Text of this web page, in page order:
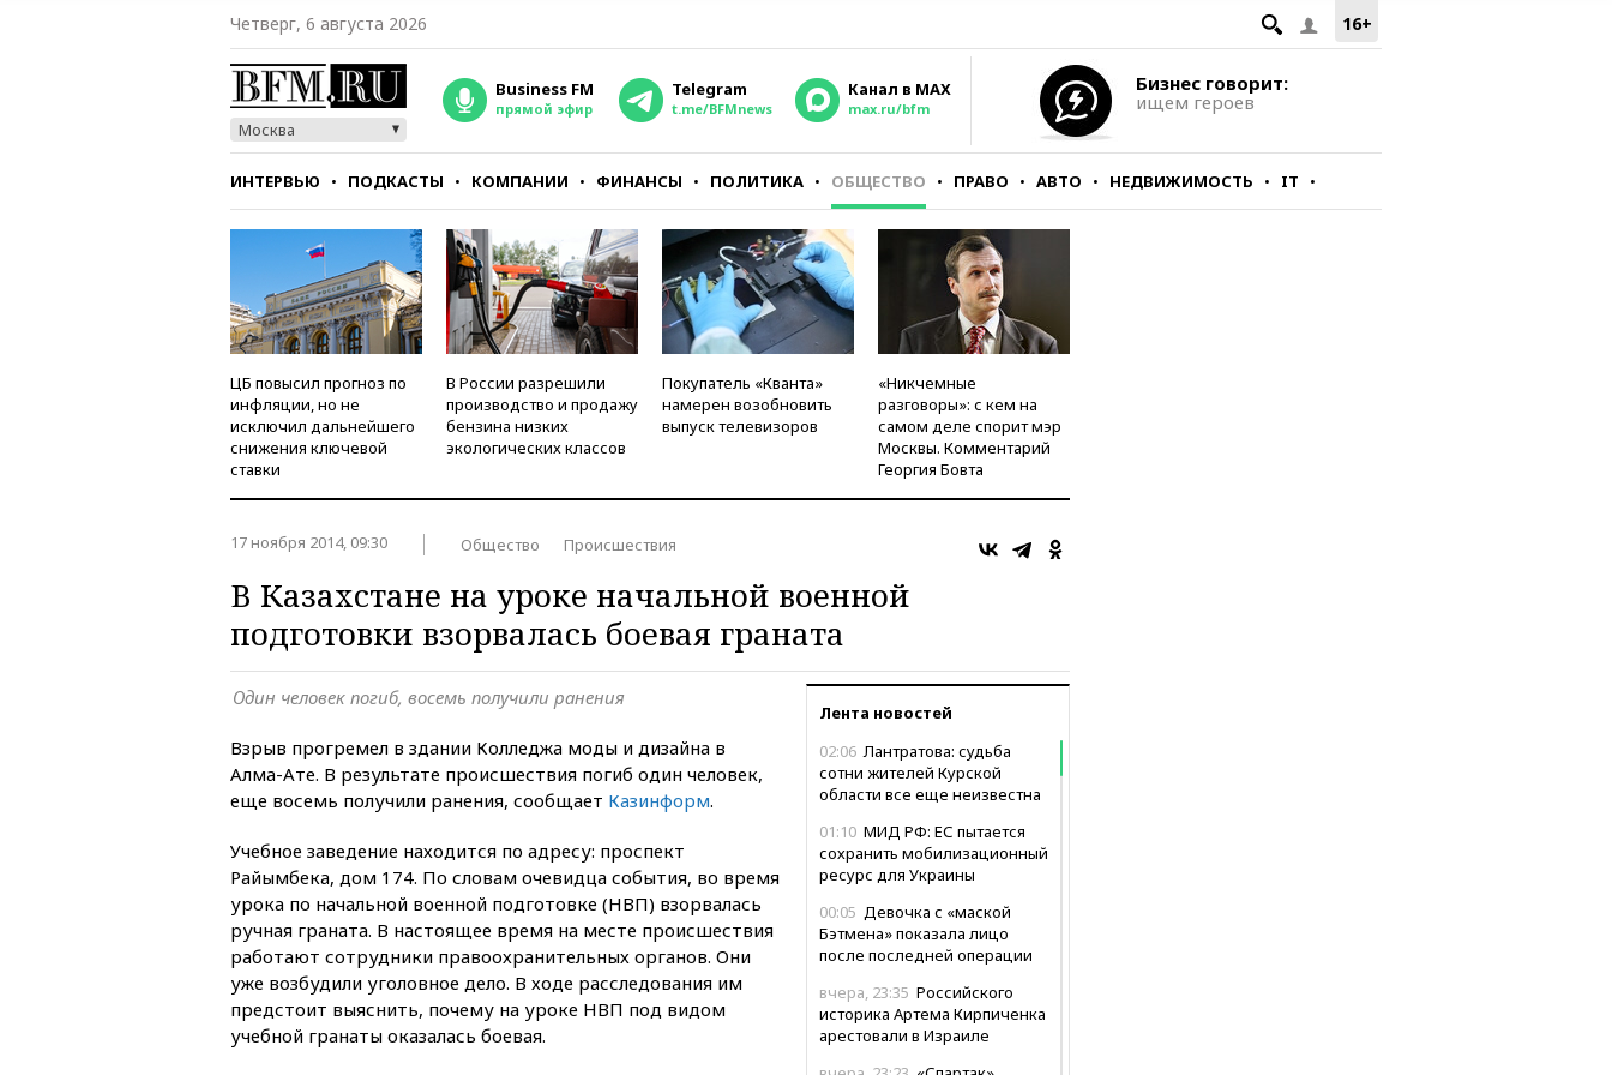
16+
Четверг, 6 августа 2026
Москва
Business FM
прямой эфир
Telegram
t.me/BFMnews
Канал в MAX
max.ru/bfm
Бизнес говорит:
ищем героев
ИНТЕРВЬЮ ПОДКАСТЫ КОМПАНИИ ФИНАНСЫ ПОЛИТИКА ОБЩЕСТВО ПРАВО АВТО НЕДВИЖИМОСТЬ IT
СТИЛЬ ТЕСТЫ
ЦБ повысил прогноз по
инфляции, но не
исключил дальнейшего
снижения ключевой
ставки
В России разрешили
производство и продажу
бензина низких
экологических классов
Покупатель «Кванта»
намерен возобновить
выпуск телевизоров
«Никчемные
разговоры»: с кем на
самом деле спорит мэр
Москвы. Комментарий
Георгия Бовта
17 ноября 2014, 09:30 Общество Происшествия
В Казахстане на уроке начальной военной
подготовки взорвалась боевая граната
Лента новостей
02:06 Лантратова: судьба
сотни жителей Курской
области все еще неизвестна
01:10 МИД РФ: ЕС пытается
сохранить мобилизационный
ресурс для Украины
00:05 Девочка с «маской
Бэтмена» показала лицо
после последней операции
вчера, 23:35 Российского
историка Артема Кирпиченка
арестовали в Израиле
Один человек погиб, восемь получили ранения
Взрыв прогремел в здании Колледжа моды и дизайна в
Алма-Ате. В результате происшествия погиб один человек,
еще восемь получили ранения, сообщает Казинформ.
Учебное заведение находится по адресу: проспект
Райымбека, дом 174. По словам очевидца события, во время
урока по начальной военной подготовке (НВП) взорвалась
ручная граната. В настоящее время на месте происшествия
работают сотрудники правоохранительных органов. Они
уже возбудили уголовное дело. В ходе расследования им
предстоит выяснить, почему на уроке НВП под видом
учебной гранаты оказалась боевая.